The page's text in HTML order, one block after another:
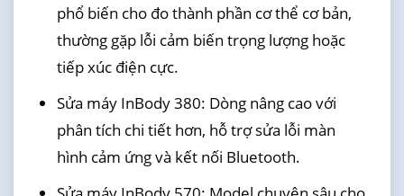
phổ biến cho đo thành phần cơ thể cơ bản,
thường gặp lỗi cảm biến trọng lượng hoặc
tiếp xúc điện cực.
Sửa máy InBody 380: Dòng nâng cao với
phân tích chi tiết hơn, hỗ trợ sửa lỗi màn
hình cảm ứng và kết nối Bluetooth.